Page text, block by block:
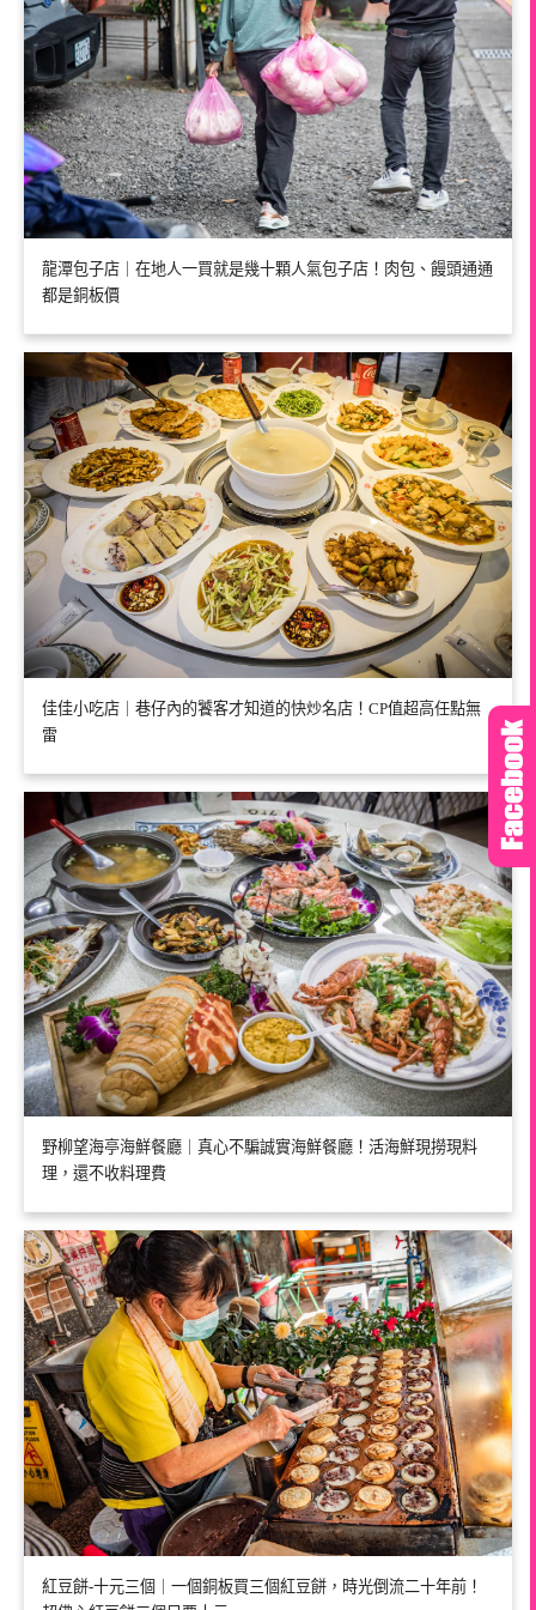
龍潭包子店｜在地人一買就是幾十顆人氣包子店！肉包、饅頭通通
都是銅板價
佳佳小吃店｜巷仔內的饕客才知道的快炒名店！CP值超高任點無
雷
野柳望海亭海鮮餐廳｜真心不騙誠實海鮮餐廳！活海鮮現撈現料
理，還不收料理費
紅豆餅-十元三個｜一個銅板買三個紅豆餅，時光倒流二十年前！